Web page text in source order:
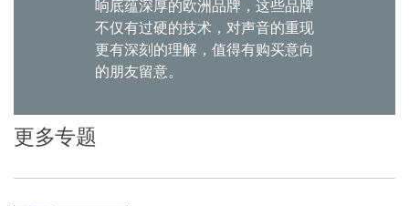
响底蕴深厚的欧洲品牌，这些品牌
不仅有过硬的技术，对声音的重现
更有深刻的理解，值得有购买意向
的朋友留意。
更多专题